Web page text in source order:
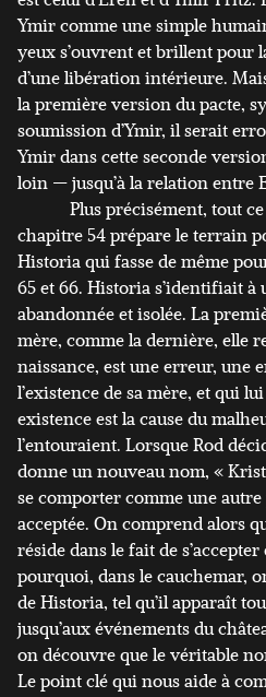
Ymir comme une simple
yeux s’ouvrent et brillent
d’une libération intérieure.
la première version du pacte,
soumission d’Ymir, il serait
Ymir dans cette seconde
loin — jusqu’à la relation entre
Plus précisément, tout
chapitre 54 prépare le terrain
Historia qui fasse de même
65 et 66. Historia s’identifiait à
abandonnée et isolée. La
mère, comme la dernière, elle
naissance, est une erreur, une
l’existence de sa mère, et qui
existence est la cause du
l’entouraient. Lorsque Rod
donne un nouveau nom, «
se comporter comme une
acceptée. On comprend alors
réside dans le fait de s’accepter
pourquoi, dans le cauchemar,
de Historia, tel qu’il apparaît
jusqu’aux événements du
on découvre que le véritable
Le point clé qui nous aide à